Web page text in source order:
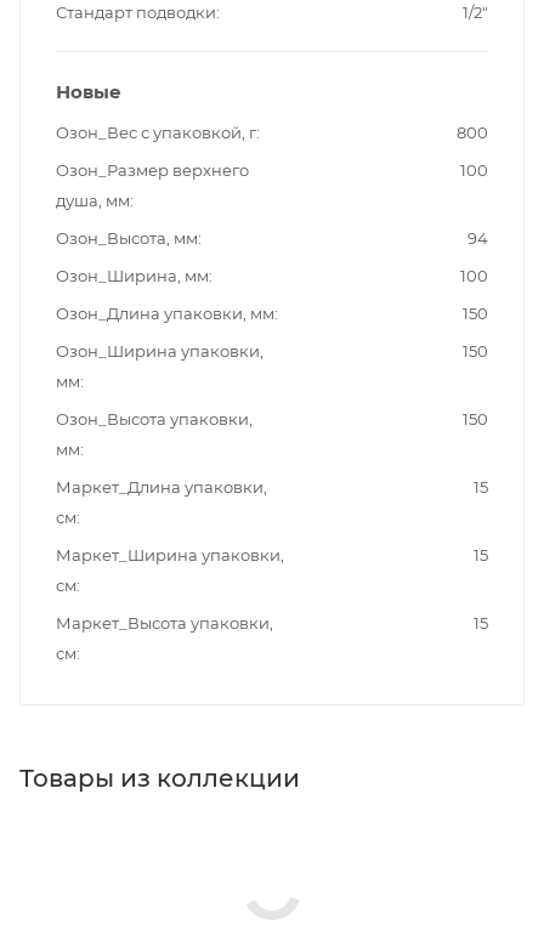
Стандарт подводки 1/2"
Новые
Озон_Вес с упаковкой, г
800
Озон_Размер верхнего
душа, мм
100
Озон_Высота, мм
94
Озон_Ширина, мм
100
Озон_Длина упаковки, мм
150
Озон_Ширина упаковки,
мм
150
Озон_Высота упаковки,
мм
150
Маркет_Длина упаковки,
см
15
Маркет_Ширина упаковки,
см
15
Маркет_Высота упаковки,
см
15
Товары из коллекции